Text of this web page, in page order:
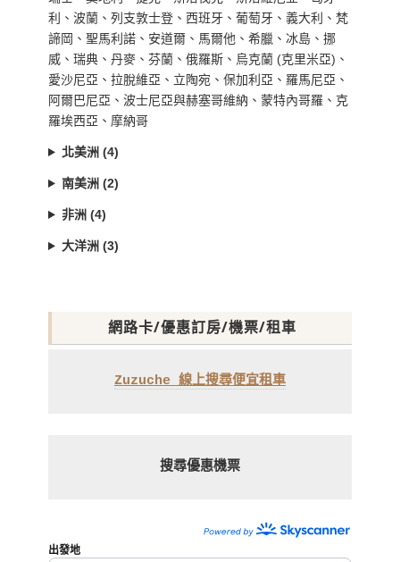
利、波蘭、列支敦士登、西班牙、葡萄牙、義大利、梵
諦岡、聖馬利諾、安道爾、馬爾他、希臘、冰島、挪
威、瑞典、丹麥、芬蘭、俄羅斯、烏克蘭 (克里米亞)、
愛沙尼亞、拉脫維亞、立陶宛、保加利亞、羅馬尼亞、
阿爾巴尼亞、波士尼亞與赫塞哥維納、蒙特內哥羅、克
羅埃西亞、摩納哥
北美洲 (4)
南美洲 (2)
非洲 (4)
大洋洲 (3)
網路卡/優惠訂房/機票/租車
Zuzuche 線上搜尋便宜租車
搜尋優惠機票